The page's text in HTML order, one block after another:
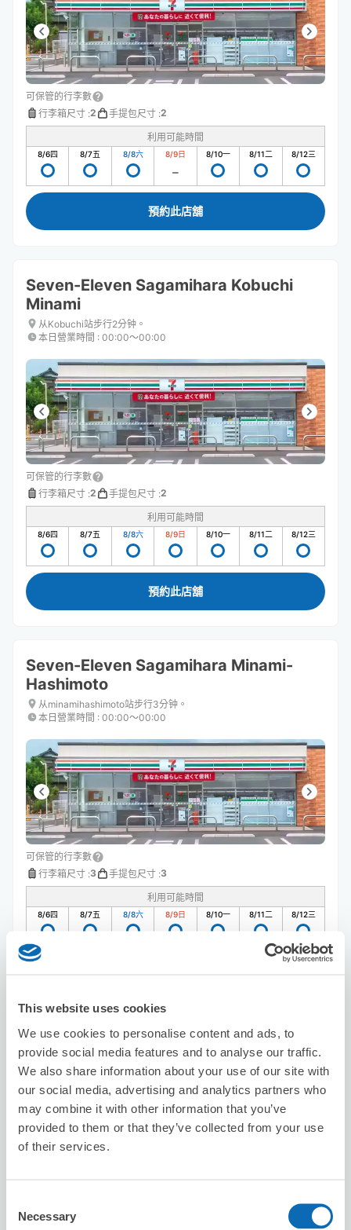
This website uses cookies
We use cookies to personalise content and ads, to
provide social media features and to analyse our traffic.
We also share information about your use of our site with
our social media, advertising and analytics partners who
may combine it with other information that you’ve
provided to them or that they’ve collected from your use
of their services.
Selection
Necessary
可保管的行李數
行李箱尺寸 :2 手提包尺寸 :2
利用可能時間
8/6四 8/7五 8/8六 8/9日 8/10一 8/11二 8/12三
預約此店舖
Seven-Eleven Sagamihara Kobuchi
Minami
从Kobuchi站步行2分钟。
本日營業時間 : 00:00〜00:00
可保管的行李數
行李箱尺寸 :2 手提包尺寸 :2
利用可能時間
8/6四 8/7五 8/8六 8/9日 8/10一 8/11二 8/12三
預約此店舖
Seven-Eleven Sagamihara Minami-
Hashimoto
从minamihashimoto站步行3分钟。
本日營業時間 : 00:00〜00:00
可保管的行李數
行李箱尺寸 :3 手提包尺寸 :3
利用可能時間
8/6四 8/7五 8/8六 8/9日 8/10一 8/11二 8/12三
Seven-Eleven Sagamihara Hashimoto
Station East
从Hashimoto站步行6分钟。
本日營業時間: 00:00〜00:00